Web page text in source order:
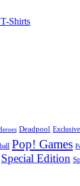
Shirts
Deadpool Exclusive
Pop! Games
Special Edition